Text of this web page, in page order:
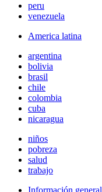
peru
venezuela
America latina
argentina
bolivia
brasil
chile
colombia
cuba
nicaragua
niños
pobreza
salud
trabajo
Información general